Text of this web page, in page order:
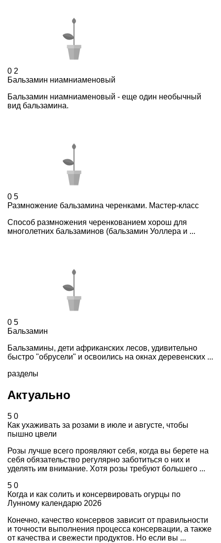
0 2
Бальзамин ниамниаменовый
Бальзамин ниамниаменовый - еще один необычный
вид бальзамина.
0 5
Размножение бальзамина черенками. Мастер-класс
Способ размножения черенкованием хорош для
многолетних бальзаминов (бальзамин Уоллера и ...
0 5
Бальзамин
Бальзамины, дети африканских лесов, удивительно
быстро "обрусели" и освоились на окнах деревенских ...
разделы
Актуально
5 0
Как ухаживать за розами в июле и августе, чтобы
пышно цвели
Розы лучше всего проявляют себя, когда вы берете на
себя обязательство регулярно заботиться о них и
уделять им внимание. Хотя розы требуют большего ...
5 0
Когда и как солить и консервировать огурцы по
Лунному календарю 2026
Конечно, качество консервов зависит от правильности
и точности выполнения процесса консервации, а также
от качества и свежести продуктов. Но если вы ...